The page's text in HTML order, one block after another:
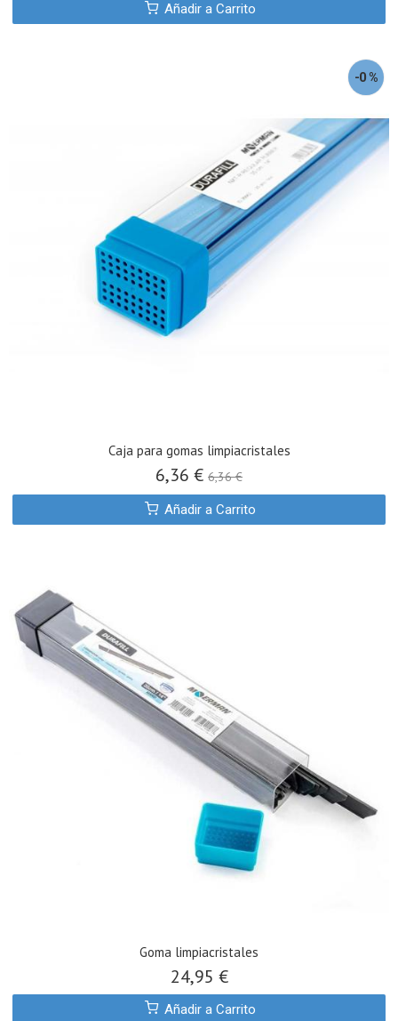
Añadir a Carrito
-0 %
Caja para gomas limpiacristales
6,36 € 6,36 €
Añadir a Carrito
Goma limpiacristales
24,95 €
Añadir a Carrito